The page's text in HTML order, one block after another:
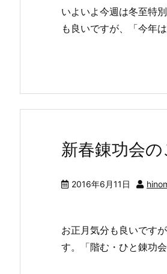
いよいよ今週は冬至特
も良いですが、「今年
新春錬功会
2016年6月11日
お正月気分も良いです
す。「階む・ひと錬功